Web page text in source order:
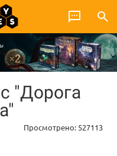
"Дорога
Просмотрено: 527113